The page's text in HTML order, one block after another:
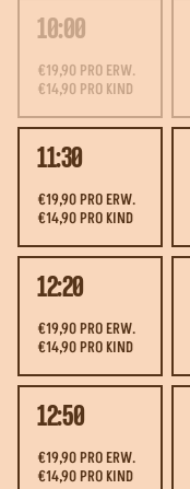
10:00
€19,90 PRO ERW.
€14,90 PRO KIND
11:30
€19,90 PRO ERW.
€14,90 PRO KIND
12:20
€19,90 PRO ERW.
€14,90 PRO KIND
12:50
€19,90 PRO ERW.
€14,90 PRO KIND